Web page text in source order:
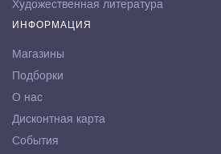
Художественная литература
ИНФОРМАЦИЯ
Магазины
Подборки
О нас
Дисконтная карта
События